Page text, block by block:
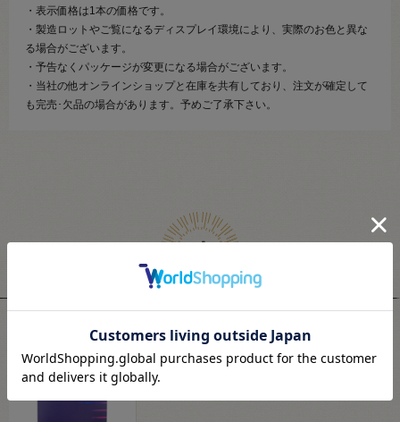
・表示価格は1本の価格です。
・製造ロットやご覧になるディスプレイ環境により、実際のお色と異な
る場合がございます。
・予告なくパッケージが変更になる場合がございます。
・当社の他オンラインショップと在庫を共有しており、注文が確定して
も完売･欠品の場合があります。予めご了承下さい。